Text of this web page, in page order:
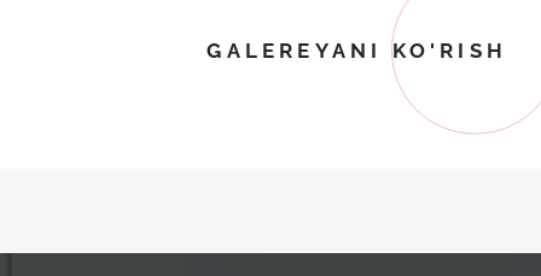
GALEREYANI KO'RISH